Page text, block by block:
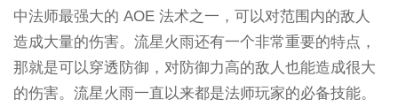
中法师最强大的 AOE 法术之一，可以对范围内的敌人
造成大量的伤害。流星火雨还有一个非常重要的特点，
那就是可以穿透防御，对防御力高的敌人也能造成很大
的伤害。流星火雨一直以来都是法师玩家的必备技能。